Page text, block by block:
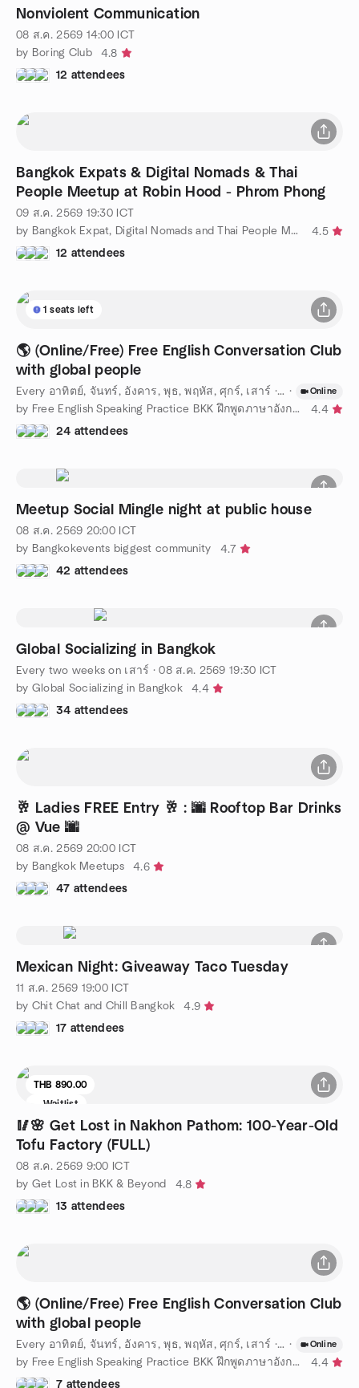
Nonviolent Communication
08 ส.ค. 2569 14:00 ICT
by Boring Club
4.8
12 attendees
Bangkok Expats & Digital Nomads & Thai
People Meetup at Robin Hood - Phrom Phong
09 ส.ค. 2569 19:30 ICT
by Bangkok Expat, Digital Nomads and Thai People Meetup
4.5
12 attendees
1 seats left
🌎 (Online/Free) Free English Conversation Club
with global people
Every อาทิตย์, จันทร์, อังคาร, พุธ, พฤหัส, ศุกร์, เสาร์ · 08 ส.ค. 2569
· Online
by Free English Speaking Practice BKK ฝึกพูดภาษาอังกฤษออนไลน์ฟร
4.4
24 attendees
Meetup Social Mingle night at public house
08 ส.ค. 2569 20:00 ICT
by Bangkokevents biggest community
4.7
42 attendees
Global Socializing in Bangkok
Every two weeks on เสาร์ ·08 ส.ค. 2569 19:30 ICT
by Global Socializing in Bangkok
4.4
34 attendees
🥂 Ladies FREE Entry 🥂 : 🌆 Rooftop Bar Drinks
@ Vue 🌆
08 ส.ค. 2569 20:00 ICT
by Bangkok Meetups
4.6
47 attendees
Mexican Night: Giveaway Taco Tuesday
11 ส.ค. 2569 19:00 ICT
by Chit Chat and Chill Bangkok
4.9
17 attendees
THB 890.00
Waitlist
🥢🌸 Get Lost in Nakhon Pathom: 100-Year-Old
Tofu Factory (FULL)
08 ส.ค. 2569 9:00 ICT
by Get Lost in BKK & Beyond
4.8
13 attendees
🌎 (Online/Free) Free English Conversation Club
with global people
Every อาทิตย์, จันทร์, อังคาร, พุธ, พฤหัส, ศุกร์, เสาร์ · 08 ส.ค. 2569
· Online
by Free English Speaking Practice BKK ฝึกพูดภาษาอังกฤษออนไลน์ฟร
4.4
7 attendees